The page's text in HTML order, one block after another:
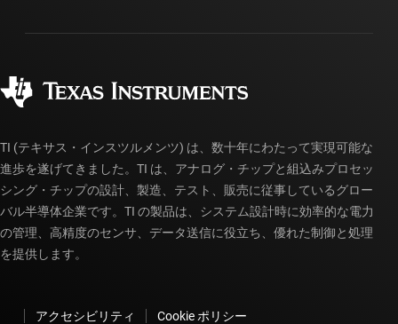
myTI アカウントの FAQ
ご注文に関する FAQ
TI (テキサス・インスツルメンツ) は、数十年にわたって実現可能な
進歩を遂げてきました。TI は、アナログ・チップと組込みプロセッ
シング・チップの設計、製造、テスト、販売に従事しているグロー
バル半導体企業です。TI の製品は、システム設計時に効率的な電力
の管理、高精度のセンサ、データ送信に役立ち、優れた制御と処理
を提供します。
アクセシビリティ
Cookie ポリシー